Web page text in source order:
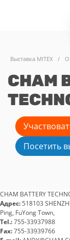
Выставка MITEX / О
CHAM
Посетить
CHAM BATTERY
Адрес: 518103
Ping, FuYong Town,
Tel.:755-33937988
Fax:755-33939766